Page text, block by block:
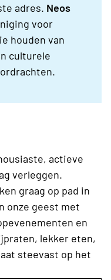
adres. Neos
voor
houden van
culturele
actieve
verleggen.
graag op pad in
onze geest met
en
lekker eten,
steevast op het